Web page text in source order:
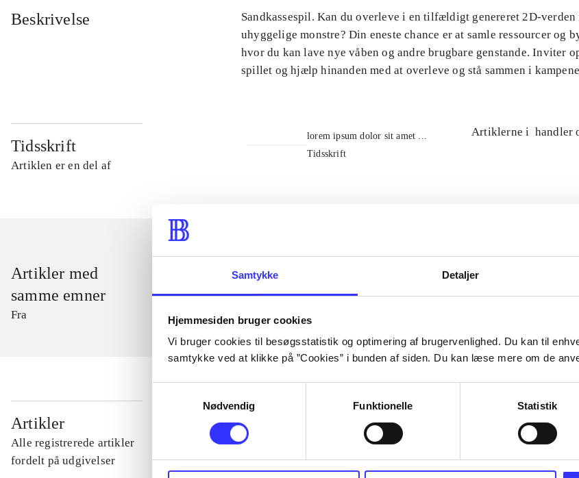
Samtykke Detaljer
Hjemmesiden bruger cookies
Vi bruger cookies til besøgsstatistik og optimering af brugervenlighed. Du kan til
samtykke ved at klikke på ”Cookies” i bunden af siden. Du kan læse mere om de
Nødvendig
Funktionelle Statistik
Beskrivelse
Sandkassespil. Kan du overleve i en tilfældigt genereret 2D-
uhyggelige monstre? Din eneste chance er at samle ressourcer og
hvor du kan lave nye våben og andre brugbare genstande. Inviter
spillet og hjælp hinanden med at overleve og stå sammen i
Tidsskrift
Artiklen er en del af
lorem ipsum dolor sit amet ...
Tidsskrift
Artiklerne i handler
Artikler med
samme emner
Fra
Artikler
Alle registrerede artikler
fordelt på udgivelser
...
...